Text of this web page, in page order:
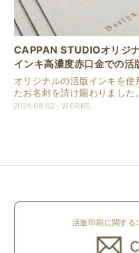
CAPPAN STUDIOオリジ
インキ高濃度赤口金での活
刺
オリジナルの活版インキを使
たお名刺を請け賜わりました。
用紙は新バフン紙Nのきぬを使
2026.08.02 WORKS
活版印刷に関する